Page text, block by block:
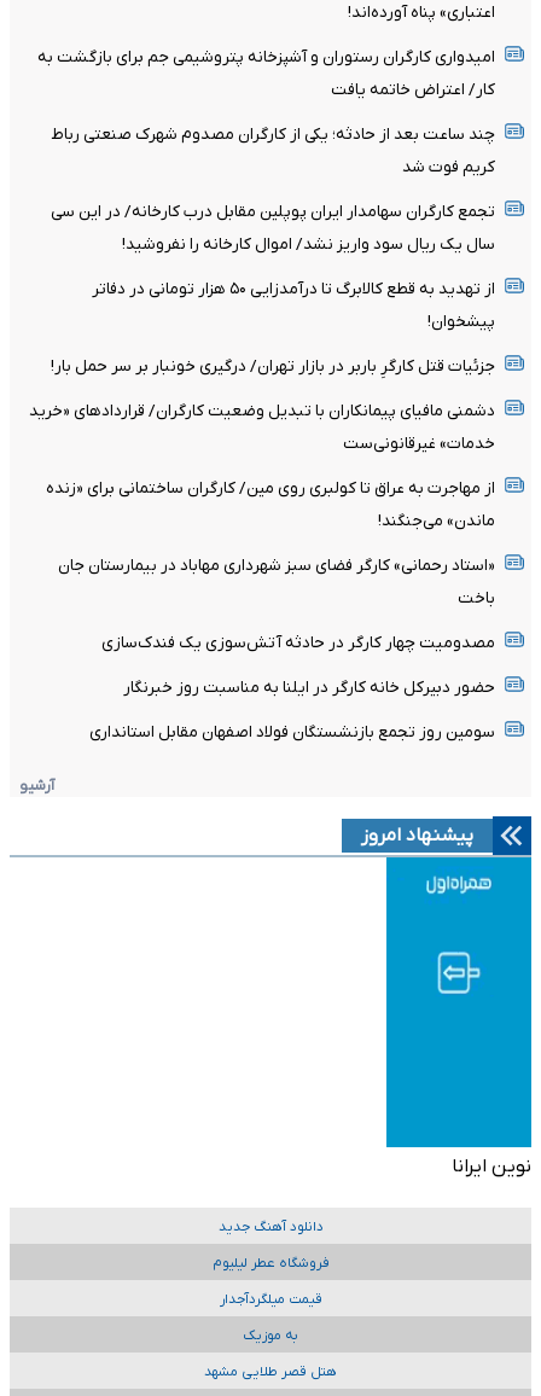
اعتباری» پناه آورده‌اند!
امیدواری کارگران رستوران و آشپزخانه پتروشیمی جم برای بازگشت به
کار/ اعتراض خاتمه یافت
چند ساعت بعد از حادثه؛ یکی از کارگران مصدوم شهرک صنعتی رباط
کریم فوت شد
تجمع کارگران سهامدار ایران پوپلین مقابل درب کارخانه/ در این سی
سال یک ریال سود واریز نشد/ اموال کارخانه را نفروشید!
از تهدید به قطع کالابرگ تا درآمدزایی ۵۰ هزار تومانی در دفاتر
پیشخوان!
جزئیات قتل کارگرِ باربر در بازار تهران/ درگیری خونبار بر سر حمل بار!
دشمنی مافیای پیمانکاران با تبدیل وضعیت کارگران/ قرارداد‌های «خرید
خدمات» غیرقانونی‌ست
از مهاجرت به عراق تا کولبری روی مین/ کارگران ساختمانی برای «زنده
ماندن» می‌جنگند!
«استاد رحمانی» کارگر فضای سبز شهرداری مهاباد در بیمارستان جان
باخت
مصدومیت چهار کارگر در حادثه آتش‌سوزی یک فندک‌سازی
حضور دبیرکل خانه کارگر در ایلنا به مناسبت روز خبرنگار
سومین روز تجمع بازنشستگان فولاد اصفهان مقابل استانداری
آرشیو
پیشنهاد امروز
نوین ایرانا
دانلود آهنگ جدید
فروشگاه عطر لیلیوم
قیمت میلگردآجدار
به موزیک
هتل قصر طلایی مشهد